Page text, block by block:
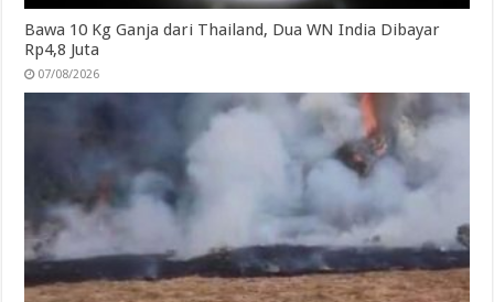
Bawa 10 Kg Ganja dari Thailand, Dua WN India Dibayar
Rp4,8 Juta
07/08/2026